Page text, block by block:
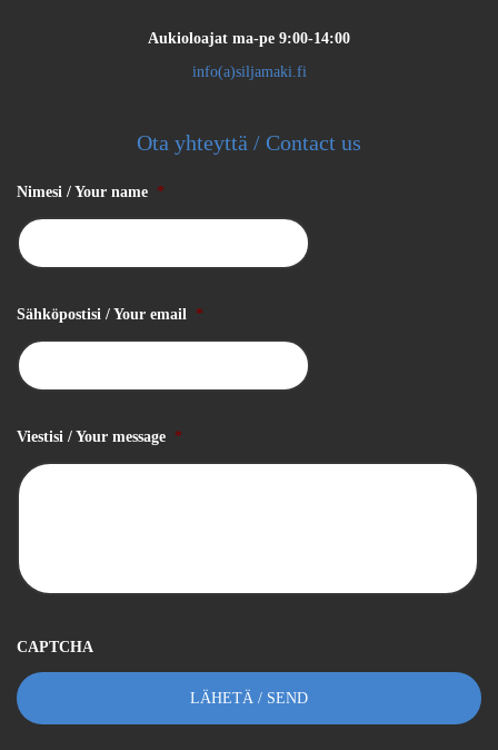
Aukioloajat ma-pe 9:00-14:00
info(a)siljamaki.fi
Ota yhteyttä / Contact us
Nimesi / Your name *
Sähköpostisi / Your email *
Viestisi / Your message *
CAPTCHA